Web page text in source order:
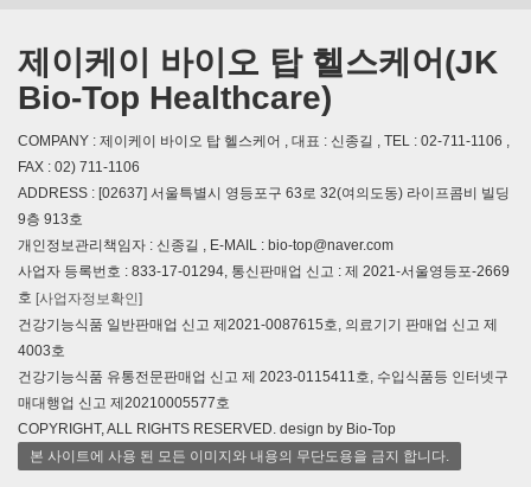
제이케이 바이오 탑 헬스케어(JK
Bio-Top Healthcare)
COMPANY : 제이케이 바이오 탑 헬스케어 , 대표 : 신종길 , TEL : 02-711-1106 ,
FAX : 02) 711-1106
ADDRESS : [02637] 서울특별시 영등포구 63로 32(여의도동) 라이프콤비 빌딩
9층 913호
개인정보관리책임자 : 신종길 , E-MAIL : bio-top@naver.com
사업자 등록번호 : 833-17-01294, 통신판매업 신고 : 제 2021-서울영등포-2669
호 [사업자정보확인]
건강기능식품 일반판매업 신고 제2021-0087615호, 의료기기 판매업 신고 제
4003호
건강기능식품 유통전문판매업 신고 제 2023-0115411호, 수입식품등 인터넷구
매대행업 신고 제20210005577호
COPYRIGHT, ALL RIGHTS RESERVED. design by Bio-Top
본 사이트에 사용 된 모든 이미지와 내용의 무단도용을 금지 합니다.